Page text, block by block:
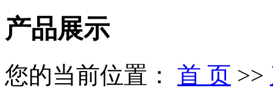
产品展示
您的当前位置： 首 页 >>